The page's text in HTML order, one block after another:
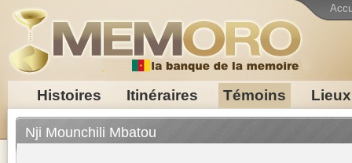
Histoires Itinéraires Témoins Lieux
Nji Mounchili Mbatou